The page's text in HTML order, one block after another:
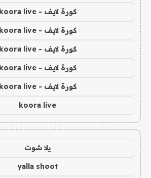
كورة لايف - koora live
كورة لايف - koora live
كورة لايف - koora live
كورة لايف - koora live
كورة لايف - koora live
koora live
يلا شوت
yalla shoot